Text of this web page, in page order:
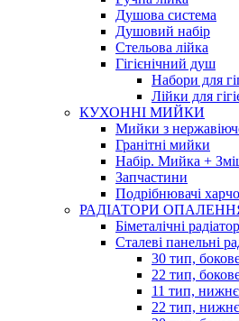
Душова система
Душовий набір
Стельова лійка
Гігієнічний душ
Набори для
Лійки для
КУХОННІ МИЙКИ
Мийки з
Гранітні мийки
Набір. Мийка +
Запчастини
Подрібнювачі
РАДІАТОРИ
Біметалічні
Сталеві панельні
30 тип,
22 тип,
11 тип,
22 тип,